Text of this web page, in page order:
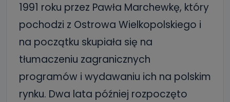
1991 roku przez Pawła Marchewkę, który
pochodzi z Ostrowa Wielkopolskiego i
na początku skupiała się na
tłumaczeniu zagranicznych
programów i wydawaniu ich na polskim
rynku. Dwa lata później rozpoczęto